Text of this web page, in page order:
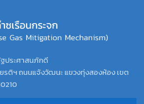
ประศาสนภักดี
รติฯ ถนนแจ้งวัฒนะ แขวงทุ่งสองห้อง เขต